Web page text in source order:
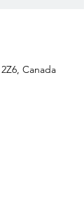
Canada